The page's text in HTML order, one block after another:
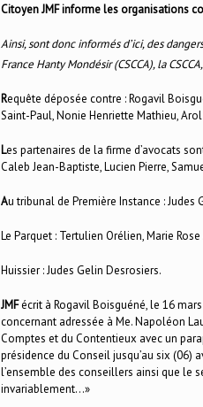
Citoyen JMF informe les organisations
Ainsi, sont donc informés d’ici, des
France Hanty Mondésir (CSCCA), la
Requête déposée contre : Rogavil
Saint-Paul, Nonie Henriette Mathieu,
Les partenaires de la firme d’avocats
Caleb Jean-Baptiste, Lucien Pierre,
Au tribunal de Première Instance : Judes
Le Parquet : Tertulien Orélien, Marie
Huissier : Judes Gelin Desrosiers.
JMFécrit à Rogavil Boisguéné, le 16
concernant adressée à Me. Napoléon
Comptes et du Contentieux avec un
présidence du Conseil jusqu’au six
l’ensemble des conseillers ainsi que le
invariablement…»